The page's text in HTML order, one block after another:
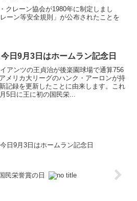
クレーン協会が1980年に制定しまし
ーン等安全規則」が公布されたことを
今日9月3日はホームラン記念日
アンツの王貞治が後楽園球場で通算756
メリカ大リーグのハンク・アーロンが持
記録を更新したことに由来します。これ
5日に王に初の国民栄...
今日9月3日はホームラン記念日
民栄誉賞の日